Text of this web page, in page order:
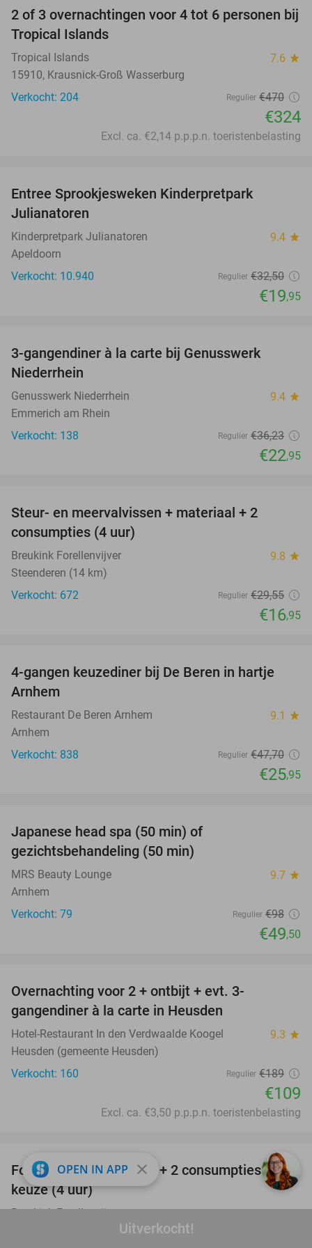
Uitverkocht!
31%
2 of 3 overnachtingen voor 4 tot 6 personen bij
Tropical Islands
Tropical Islands 7.6 star
15910, Krausnick-Groß Wasserburg
Verkocht: 204
Regulier €470
€324
Excl. ca. €2,14 p.p.p.n. toeristenbelasting
Entree Sprookjesweken Kinderpretpark
Julianatoren
Kinderpretpark Julianatoren 9.4 star
Apeldoorn
Verkocht: 10.940
Regulier €32,50
€19,95
3-gangendiner à la carte bij Genusswerk
Niederrhein
Genusswerk Niederrhein 9.4 star
Emmerich am Rhein
Verkocht: 138
Regulier €36,23
€22,95
Steur- en meervalvissen + materiaal + 2
consumpties (4 uur)
Breukink Forellenvijver 9.8 star
Steenderen (14 km)
Verkocht: 672
Regulier €29,55
€16,95
46%
4-gangen keuzediner bij De Beren in hartje
Arnhem
Restaurant De Beren Arnhem 9.1 star
Arnhem
Verkocht: 838
Regulier €47,70
€25,95
Japanese head spa (50 min) of
gezichtsbehandeling (50 min)
MRS Beauty Lounge 9.7 star
Arnhem
Verkocht: 79
Regulier €98
€49,50
Overnachting voor 2 + ontbijt + evt. 3-
gangendiner à la carte in Heusden
Hotel-Restaurant In den Verdwaalde Koogel 9.3 star
Heusden (gemeente Heusden)
Verkocht: 160
Regulier €189
€109
Excl. ca. €3,50 p.p.p.n. toeristenbelasting
50%
Forelvissen + materiaal + 2 consumpties naar
keuze (4 uur)
Breukink Forellenvijver
OPEN IN APP close